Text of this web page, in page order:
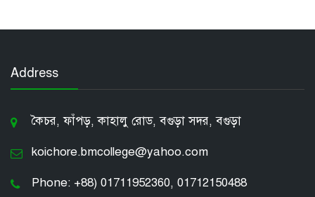
Address
কৈচর, ফাঁপড়, কাহালু রোড, বগুড়া সদর, বগুড়া
koichore.bmcollege@yahoo.com
Phone: +88) 01711952360, 01712150488